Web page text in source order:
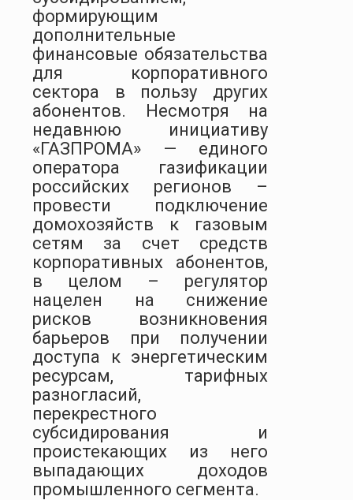
формирующим
дополнительные
финансовые обязательства
для корпоративного
сектора в пользу других
абонентов. Несмотря на
недавнюю инициативу
«ГАЗПРОМА» — единого
оператора газификации
российских регионов –
провести подключение
домохозяйств к газовым
сетям за счет средств
корпоративных абонентов,
в целом – регулятор
нацелен на снижение
рисков возникновения
барьеров при получении
доступа к энергетическим
ресурсам, тарифных
разногласий,
перекрестного
субсидирования и
проистекающих из него
выпадающих доходов
промышленного сегмента.